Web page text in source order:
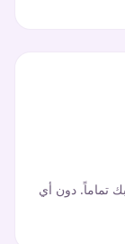
تماماً. دون أي